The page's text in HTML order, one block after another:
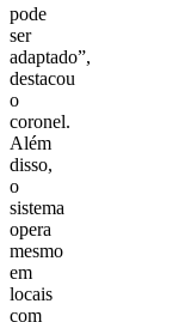
pode
ser
adaptado”,
destacou
o
coronel.
Além
disso,
o
sistema
opera
mesmo
em
locais
com